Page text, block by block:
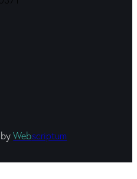
Webscriptum